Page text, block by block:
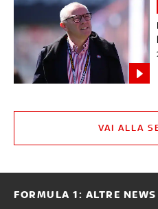
VAI ALLA
FORMULA 1: ALTRE NEWS